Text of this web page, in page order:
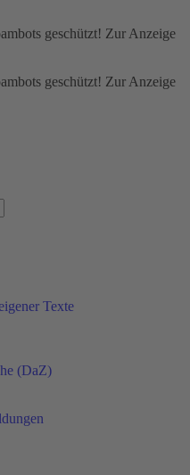
geschützt! Zur Anzeige
geschützt! Zur Anzeige
Texte
(DaZ)